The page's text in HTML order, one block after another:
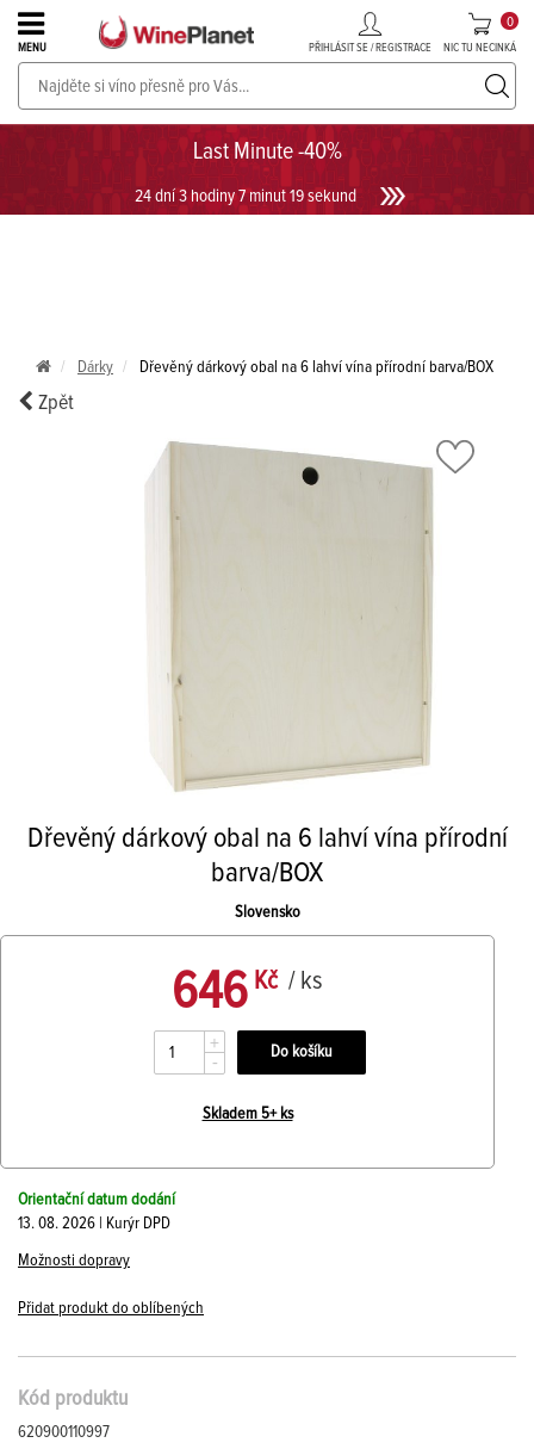
Last Minute -40%
24 dní 3 hodiny 7 minut 19 sekund
MENU PŘIHLÁSIT SE / REGISTRACE NIC TU NECINKÁ
0
PROSECCO v akci až do -30%!UKÁZAT PROSECCO
Dárky Dřevěný dárkový obal na 6 lahví vína přírodní barva/BOX
Zpět
Dřevěný dárkový obal na 6 lahví vína přírodní
barva/BOX
Slovensko
646 Kč / ks
+
-
Skladem 5+ ks
Orientační datum dodání
13. 08. 2026 | Kurýr DPD
Možnosti dopravy
Přidat produkt do oblíbených
Kód produktu
620900110997